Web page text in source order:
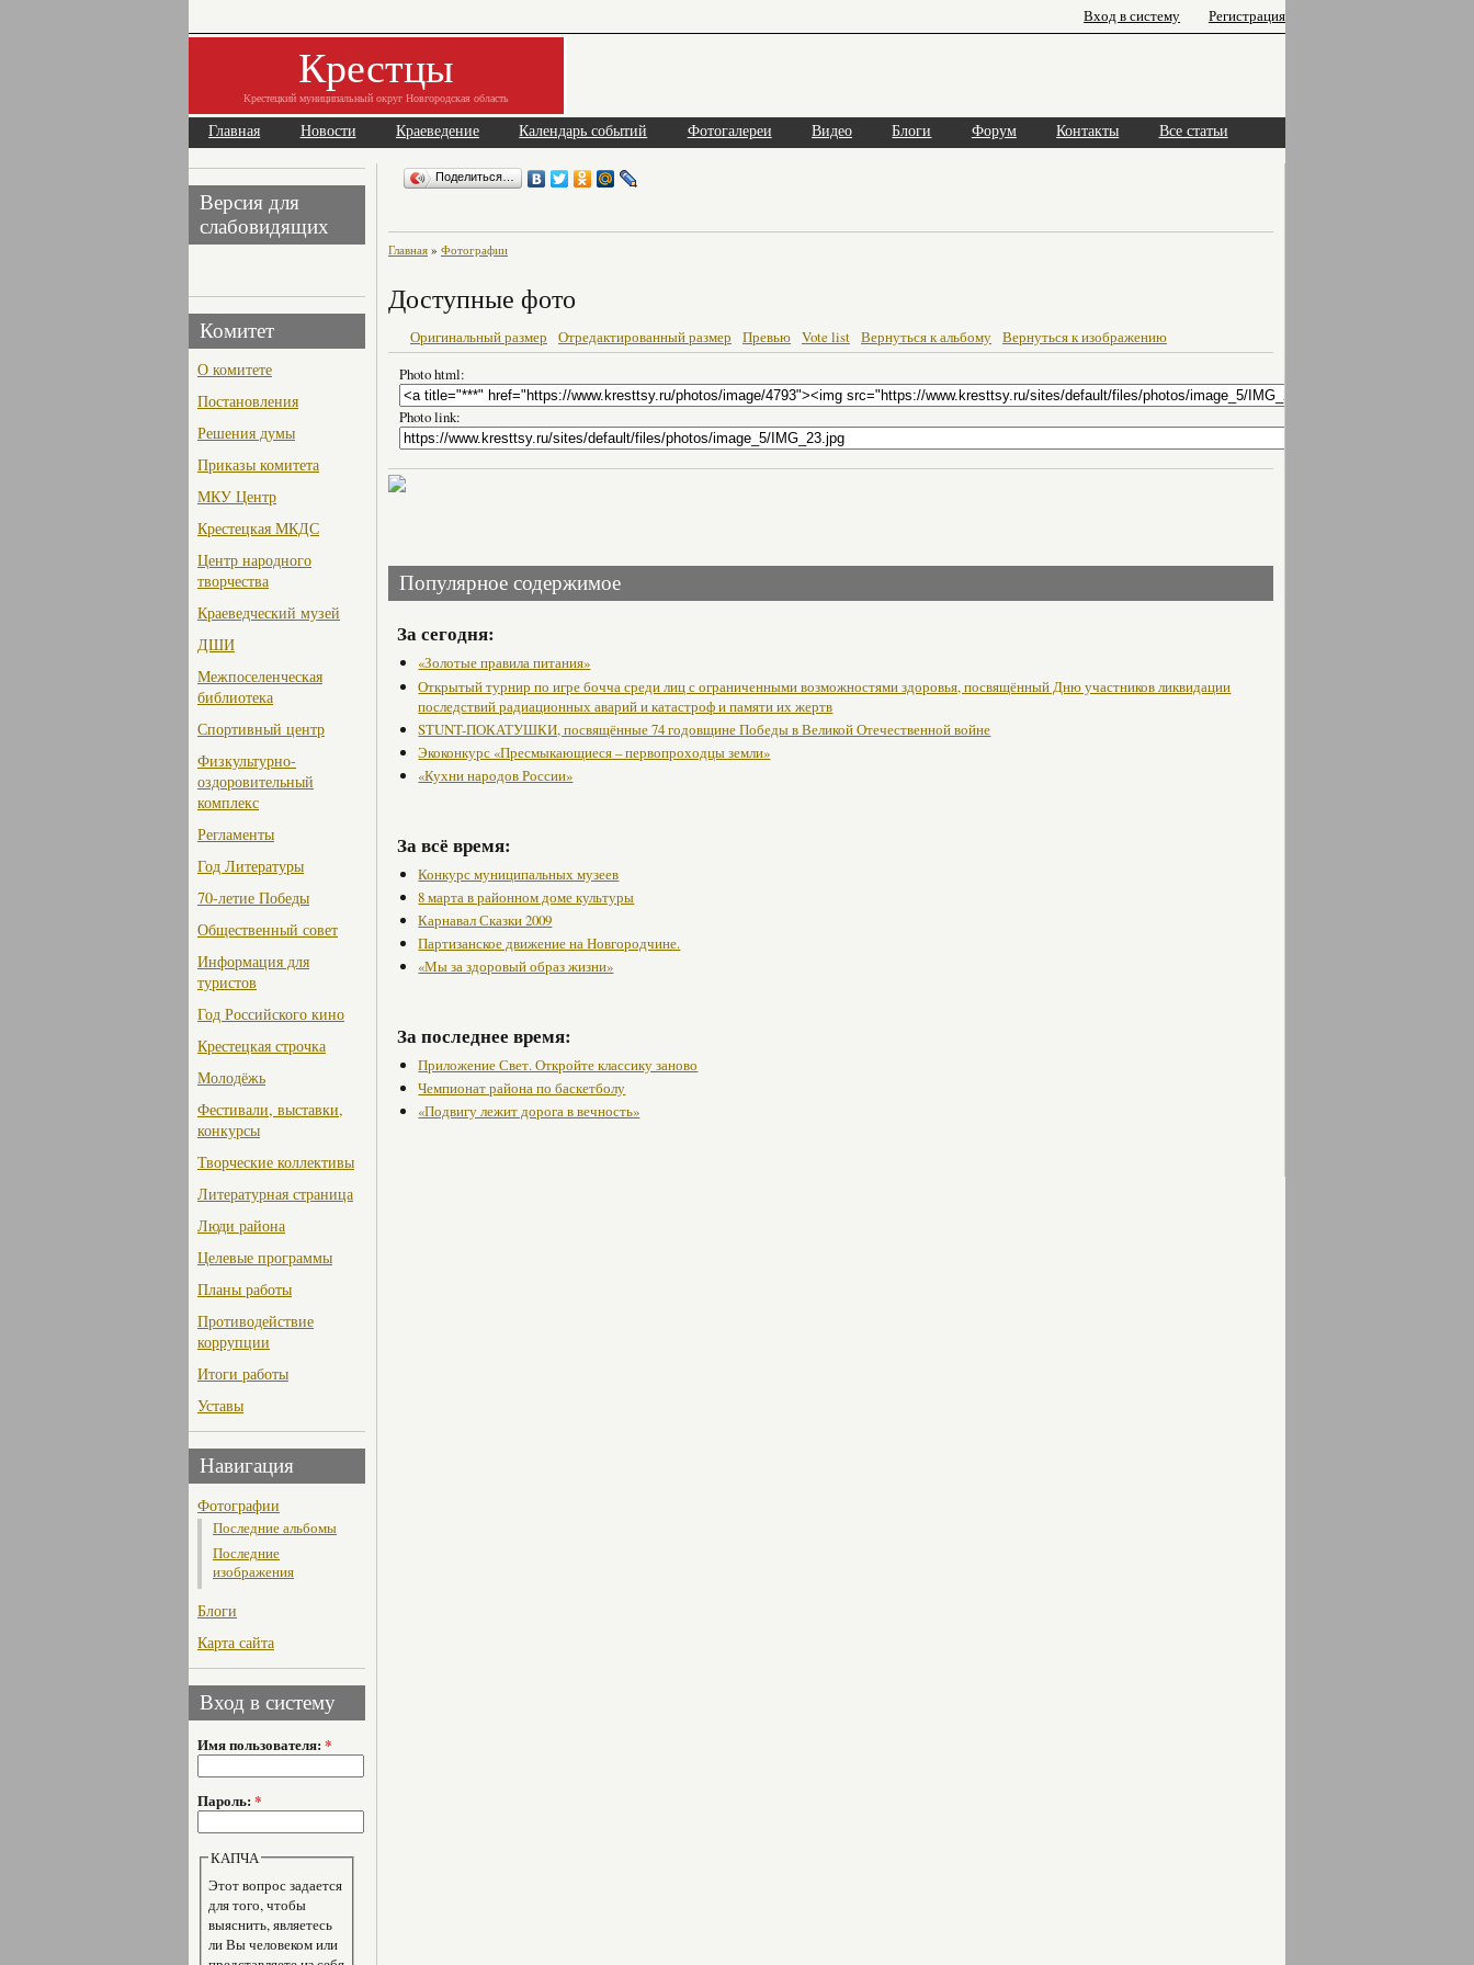
Вход в систему Регистрация
Крестцы
Крестецкий муниципальный округ Новгородская область
Главная Новости Краеведение Календарь событий Фотогалереи Видео Блоги Форум Контакты Все статьи
Версия для
слабовидящих
Комитет
О комитете
Постановления
Решения думы
Приказы комитета
МКУ Центр
Крестецкая МКДС
Центр народного
творчества
Краеведческий музей
ДШИ
Межпоселенческая
библиотека
Спортивный центр
Физкультурно-
оздоровительный
комплекс
Регламенты
Год Литературы
70-летие Победы
Общественный совет
Информация для
туристов
Год Российского кино
Крестецкая строчка
Молодёжь
Фестивали, выставки,
конкурсы
Творческие коллективы
Литературная страница
Люди района
Целевые программы
Планы работы
Противодействие
коррупции
Итоги работы
Уставы
Навигация
Фотографии
Последние альбомы
Последние
изображения
Блоги
Карта сайта
Вход в систему
Имя пользователя: *
Пароль: *
КАПЧА
Этот вопрос задается
для того, чтобы
выяснить, являетесь
ли Вы человеком или
Поделиться…
Главная » Фотографии
Доступные фото
Оригинальный размер Отредактированный размер Превью Vote list Вернуться к альбому Вернуться к изображению
Photo html:
Photo link:
Популярное содержимое
За сегодня:
«Золотые правила питания»
Открытый турнир по игре бочча среди лиц с ограниченными возможностями здоровья, посвящённый Дню участников ликвидации
последствий радиационных аварий и катастроф и памяти их жертв
STUNT-ПОКАТУШКИ, посвящённые 74 годовщине Победы в Великой Отечественной войне
Экоконкурс «Пресмыкающиеся – первопроходцы земли»
«Кухни народов России»
За всё время:
Конкурс муниципальных музеев
8 марта в районном доме культуры
Карнавал Сказки 2009
Партизанское движение на Новгородчине.
«Мы за здоровый образ жизни»
За последнее время:
Приложение Свет. Откройте классику заново
Чемпионат района по баскетболу
«Подвигу лежит дорога в вечность»